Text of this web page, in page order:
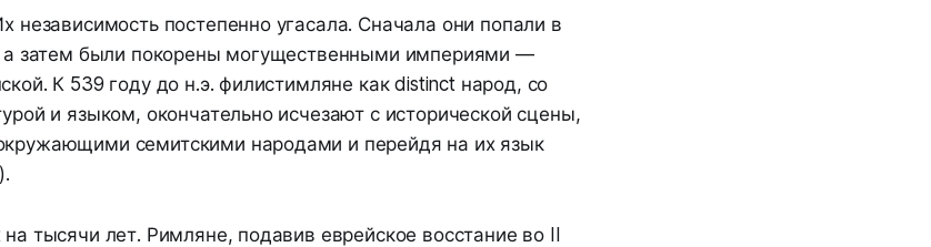
независимость постепенно угасала. Сначала они попали в
а затем были покорены могущественными империями —
К 539 году до н.э. филистимляне как distinct народ, со
и языком, окончательно исчезают с исторической сцены,
семитскими народами и перейдя на их язык
тысячи лет. Римляне, подавив еврейское восстание во II